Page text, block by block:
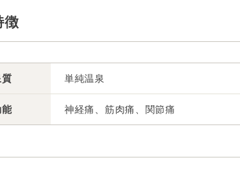
徴
質 単純温泉
神経痛、筋肉痛、関節痛